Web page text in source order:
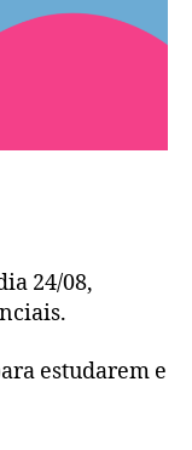
24/08,
estudarem e